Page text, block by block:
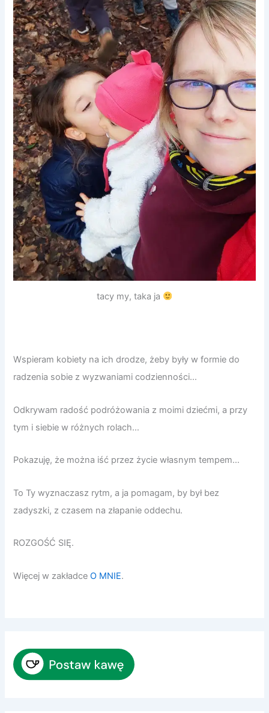
tacy my, taka ja
Wspieram kobiety na ich drodze, żeby były w formie do
radzenia sobie z wyzwaniami codzienności…
Odkrywam radość podróżowania z moimi dziećmi, a przy
tym i siebie w różnych rolach…
Pokazuję, że można iść przez życie własnym tempem…
To Ty wyznaczasz rytm, a ja pomagam, by był bez
zadyszki, z czasem na złapanie oddechu.
ROZGOŚĆ SIĘ.
Więcej w zakładceO MNIE.